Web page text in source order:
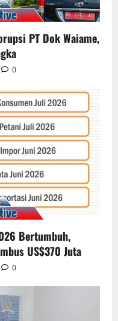
PT Dok Waiame,
0
Bertumbuh,
US$370 Juta
0